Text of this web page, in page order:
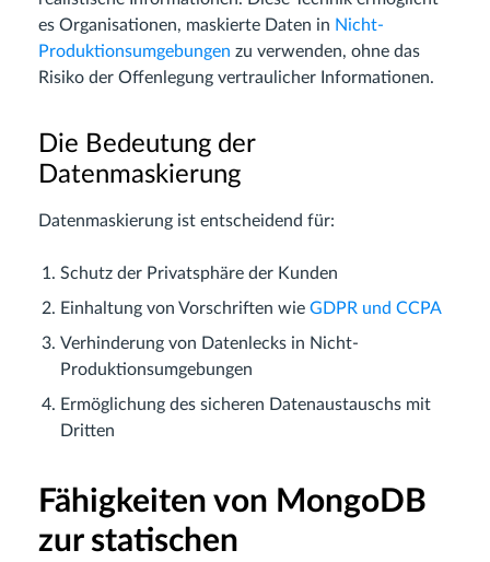
es Organisationen, maskierte Daten in Nicht-
Produktionsumgebungen zu verwenden, ohne das
Risiko der Offenlegung vertraulicher Informationen.
Die Bedeutung der
Datenmaskierung
Datenmaskierung ist entscheidend für:
Schutz der Privatsphäre der Kunden
Einhaltung von Vorschriften wie GDPR und CCPA
Verhinderung von Datenlecks in Nicht-
Produktionsumgebungen
Ermöglichung des sicheren Datenaustauschs mit
Dritten
Fähigkeiten von MongoDB
zur statischen